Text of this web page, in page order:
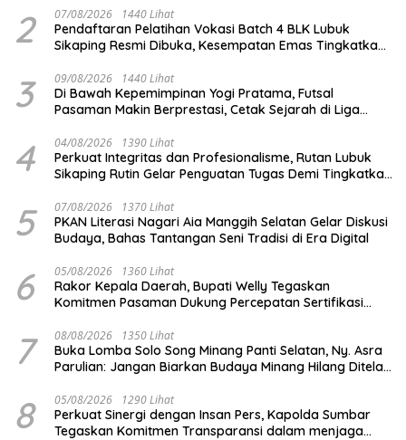
2 07/08/2026 1440 Lihat
Pendaftaran Pelatihan Vokasi Batch 4 BLK Lubuk
Sikaping Resmi Dibuka, Kesempatan Emas Tingkatkan
3 09/08/2026 1440 Lihat
Di Bawah Kepemimpinan Yogi Pratama, Futsal
Pasaman Makin Berprestasi, Cetak Sejarah di Liga
4 04/08/2026 1390 Lihat
Perkuat Integritas dan Profesionalisme, Rutan Lubuk
Sikaping Rutin Gelar Penguatan Tugas Demi Tingkatkan
5 07/08/2026 1370 Lihat
PKAN Literasi Nagari Aia Manggih Selatan Gelar Diskusi
Budaya, Bahas Tantangan Seni Tradisi di Era Digital
6 05/08/2026 1360 Lihat
Rakor Kepala Daerah, Bupati Welly Tegaskan
Komitmen Pasaman Dukung Percepatan Sertifikasi
7 08/08/2026 1350 Lihat
Buka Lomba Solo Song Minang Panti Selatan, Ny. Asra
Parulian: Jangan Biarkan Budaya Minang Hilang Ditelan
8 05/08/2026 1290 Lihat
Perkuat Sinergi dengan Insan Pers, Kapolda Sumbar
Tegaskan Komitmen Transparansi dalam menjaga